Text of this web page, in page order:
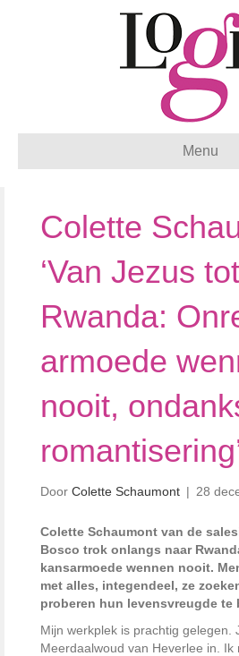
Menu
Colette
‘Van Jezus tot
Rwanda:
armoede
nooit,
Door Colette Schaumont | 28
Colette Schaumont van de
Bosco trok onlangs naar
kansarmoede wennen nooit.
met alles, integendeel, ze
proberen hun levensvreugde te
Mijn werkplek is prachtig gelegen.
Meerdaalwoud van Heverlee in.